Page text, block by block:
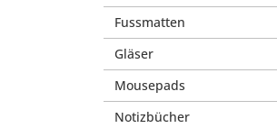
Fussmatten
Gläser
Mousepads
Notizbücher